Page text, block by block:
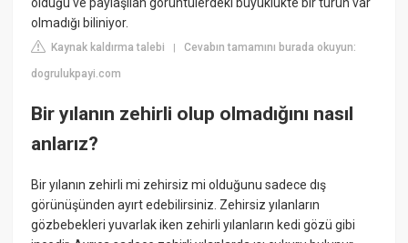
olduğu ve paylaşılan görüntülerdeki büyüklükte bir türün var
olmadığı biliniyor.
Kaynak kaldırma talebi |Cevabın tamamını burada okuyun:
dogrulukpayi.com
Bir yılanın zehirli olup olmadığını nasıl
anlarız?
Bir yılanın zehirli mi zehirsiz mi olduğunu sadece dış
görünüşünden ayırt edebilirsiniz. Zehirsiz yılanların
gözbebekleri yuvarlak iken zehirli yılanların kedi gözü gibi